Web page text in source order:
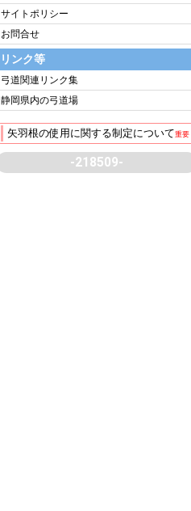
サイトポリシー
お問合せ
リンク等
弓道関連リンク集
静岡県内の弓道場
矢羽根の使用に関する制定について重要
-218509-